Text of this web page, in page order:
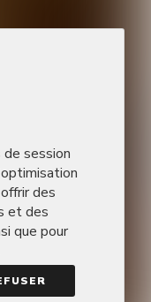
session
des
et des
que pour